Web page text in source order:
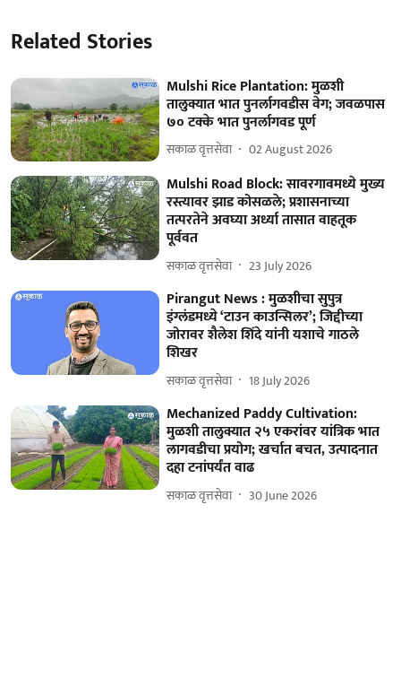
Related Stories
Mulshi Rice Plantation: मुळशी
तालुक्यात भात पुनर्लागवडीस वेग; जवळपास
७० टक्के भात पुनर्लागवड पूर्ण
सकाळ वृत्तसेवा 02 August 2026
Mulshi Road Block: सावरगावमध्ये मुख्य
रस्त्यावर झाड कोसळले; प्रशासनाच्या
तत्परतेने अवघ्या अर्ध्या तासात वाहतूक
पूर्ववत
सकाळ वृत्तसेवा 23 July 2026
Pirangut News : मुळशीचा सुपुत्र
इंग्लंडमध्ये ‘टाउन काउन्सिलर’; जिद्दीच्या
जोरावर शैलेश शिंदे यांनी यशाचे गाठले
शिखर
सकाळ वृत्तसेवा 18 July 2026
Mechanized Paddy Cultivation:
मुळशी तालुक्यात २५ एकरांवर यांत्रिक भात
लागवडीचा प्रयोग; खर्चात बचत, उत्पादनात
दहा टनांपर्यंत वाढ
सकाळ वृत्तसेवा 30 June 2026